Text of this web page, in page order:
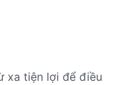
xa tiện lợi để điều